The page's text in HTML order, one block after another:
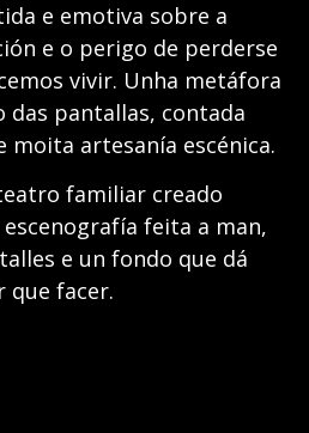
e emotiva sobre a
e o perigo de perderse
vivir. Unha metáfora
das pantallas, contada
moita artesanía escénica.
familiar creado
feita a man,
e un fondo que dá
que facer.